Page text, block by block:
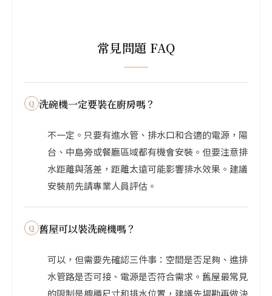
常見問題 FAQ
洗碗機一定要裝在廚房嗎？
不一定。只要有進水管、排水口和合適的電源，陽
台、中島旁或餐廳區域都有機會安裝。但要注意排
水距離與落差，距離太遠可能影響排水效果。建議
安裝前先請專業人員評估。
舊屋可以裝洗碗機嗎？
可以，但需要先確認三件事：空間是否足夠、進排
水管路是否可接、電源是否符合需求。舊屋最常見
的限制是櫥櫃尺寸和排水位置，建議先場勘再做決